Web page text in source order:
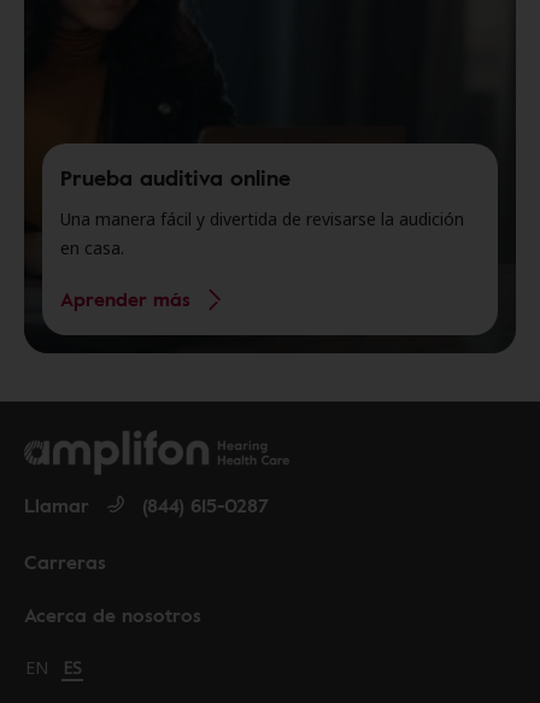
Prueba auditiva online
Una manera fácil y divertida de revisarse la audición
en casa.
Aprender más
Acerca de nosotros
Carreras
Llamar (844) 615-0287
Change language to English
EN Cambiar idioma a español
ES